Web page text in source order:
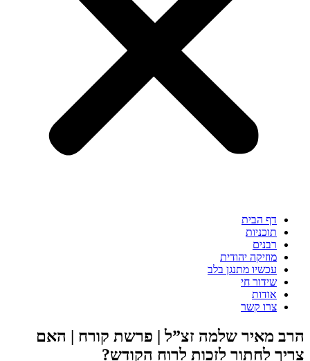
דף הבית
תוכניות
רבנים
מוזיקה יהודית
עכשיו מתנגן בלב
שידור חי
אודות
צרו קשר
הרב מאיר שלמה זצ”ל | פרשת קורח | האם
צריך לחתור לזכות לרוח הקודש?